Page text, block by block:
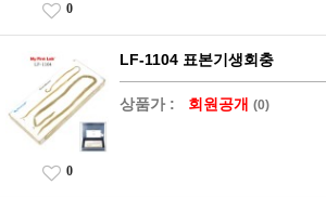
0
LF-1104 표본기생회충
상품가 : 회원공개 (0)
0